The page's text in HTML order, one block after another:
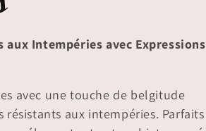
Intempéries avec Expressions
avec une touche de belgitude
aux intempéries. Parfaits